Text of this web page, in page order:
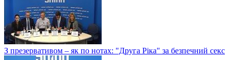
З презервативом – як по нотах: "Друга Ріка" за безпечний секс